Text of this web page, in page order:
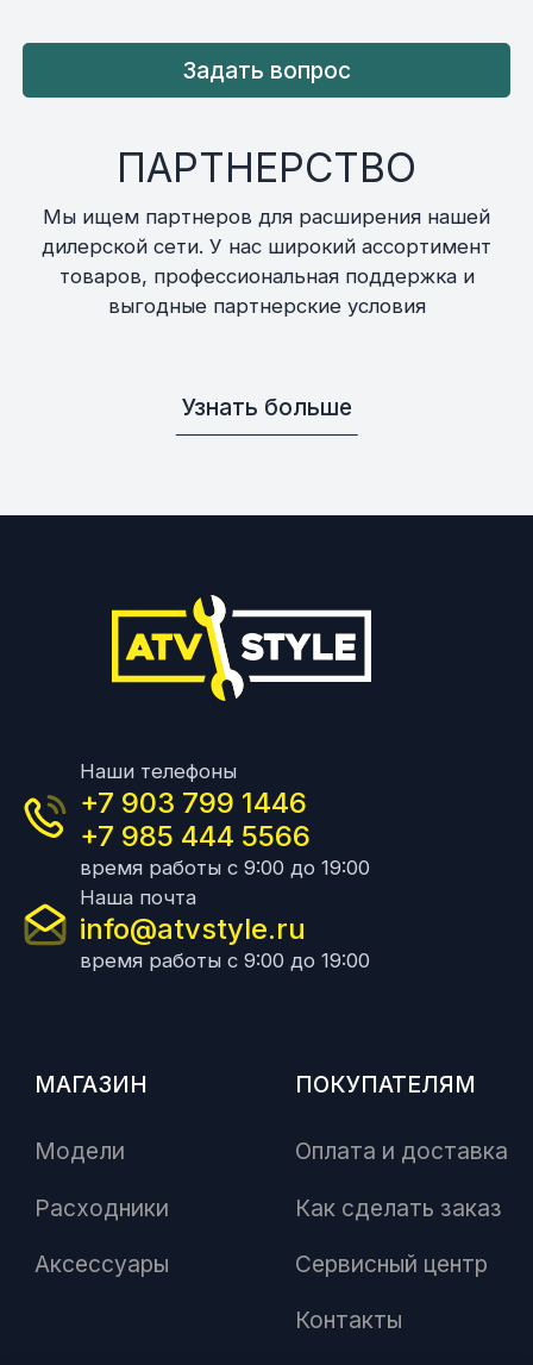
Задать вопрос
ПАРТНЕРСТВО
Мы ищем партнеров для расширения нашей
дилерской сети. У нас широкий ассортимент
товаров, профессиональная поддержка и
выгодные партнерские условия
Узнать больше
Наши телефоны
+7 903 799 1446
+7 985 444 5566
время работы с 9:00 до 19:00
Наша почта
info@atvstyle.ru
время работы с 9:00 до 19:00
МАГАЗИН
Модели
Расходники
Аксессуары
ПОКУПАТЕЛЯМ
Оплата и доставка
Как сделать заказ
Сервисный центр
Контакты